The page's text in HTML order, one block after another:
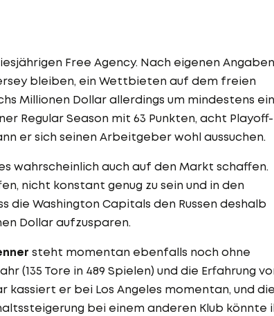
Free Agency. Nach eigenen Angaben
bleiben, ein Wettbieten auf dem freien
Millionen Dollar allerdings um mindestens
Regular Season mit 63 Punkten, acht Playoff-
er sich seinen Arbeitgeber wohl aussuchen.
wahrscheinlich auch auf den Markt schaffen.
nicht konstant genug zu sein und in den
die Washington Capitals den Russen deshalb
Dollar aufzusparen.
steht momentan ebenfalls noch ohne
(135 Tore in 489 Spielen) und die Erfahrung
kassiert er bei Los Angeles momentan, und
bei einem anderen Klub könnte